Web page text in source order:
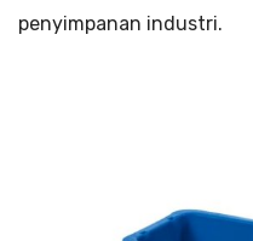
penyimpanan industri.